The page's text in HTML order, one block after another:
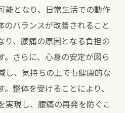
能となり、日常生活での動作
のバランスが改善されること
り、腰痛の原因となる負担の
。さらに、心身の安定が図ら
し、気持ちの上でも健康的な
整体を受けることにより、
実現し、腰痛の再発を防ぐこ